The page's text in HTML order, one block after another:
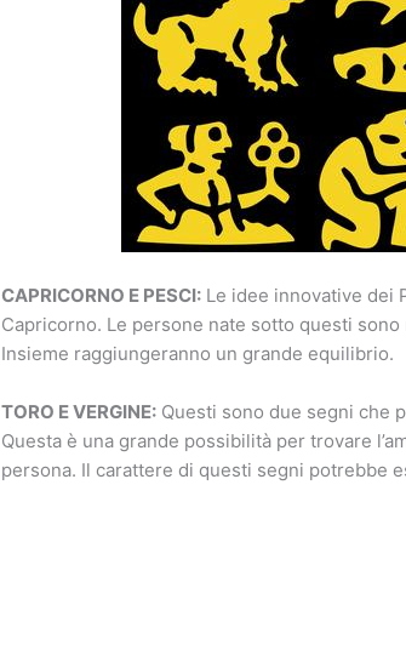
CAPRICORNO E PESCI: Le idee innovative dei
Capricorno. Le persone nate sotto questi
Insieme raggiungeranno un grande equilibrio.
TORO E VERGINE: Questi sono due segni che
Questa è una grande possibilità per trovare
persona. Il carattere di questi segni potrebbe